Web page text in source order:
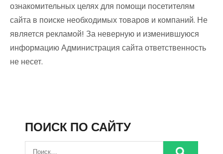
ознакомительных целях для помощи посетителям
сайта в поиске необходимых товаров и компаний. Не
является рекламой! За неверную и изменившуюся
информацию Администрация сайта ответственность
не несет.
ПОИСК ПО САЙТУ